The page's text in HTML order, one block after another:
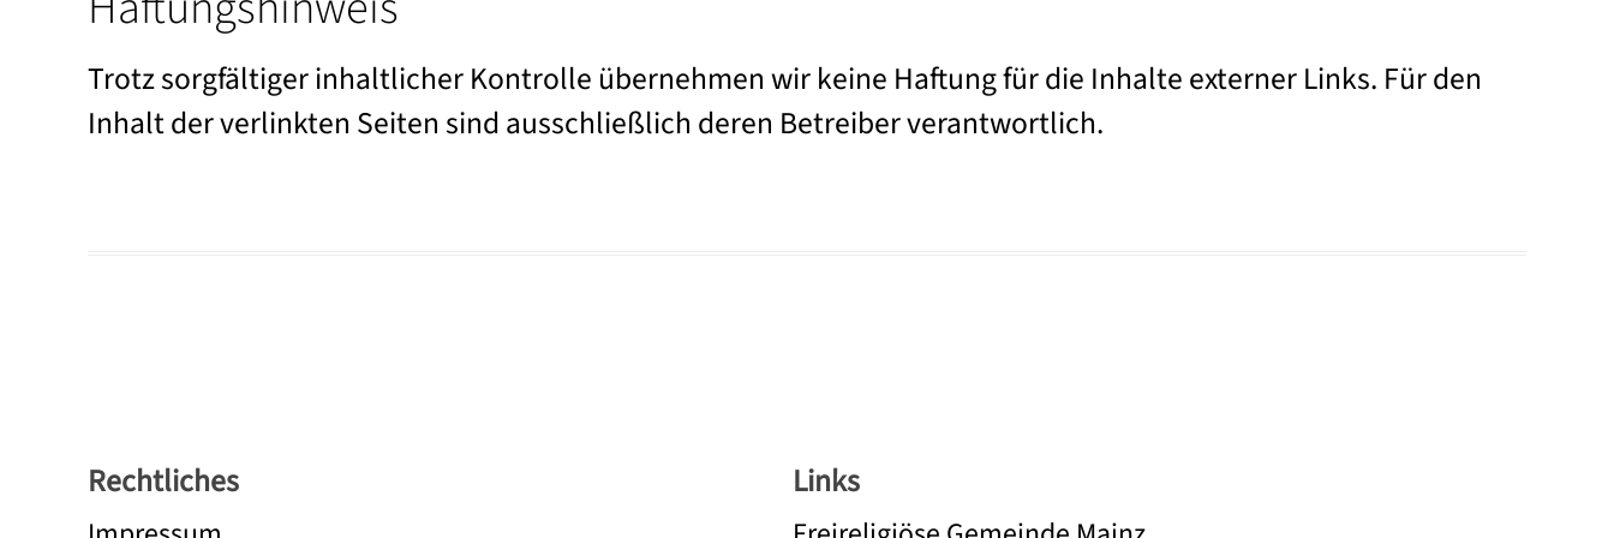
Trotz sorgfältiger inhaltlicher Kontrolle übernehmen wir keine Haftung für die Inhalte externer Links. Für den
Inhalt der verlinkten Seiten sind ausschließlich deren Betreiber verantwortlich.
Rechtliches Links